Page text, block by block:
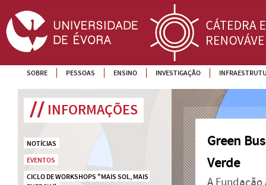
SOBRE PESSOAS ENSINO INVESTIGAÇÃO
INFORMAÇÕES
NOTÍCIAS
EVENTOS
CICLO DE WORKSHOPS "MAIS SOL, MAIS
Green
Verde